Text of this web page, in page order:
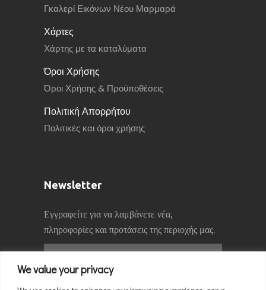
We value your privacy
Γκαλερί Εικόνων Νέου Μαρμαρά
Χάρτες
Χάρτης με τα καταλύματα
Όροι Χρήσης
Όροι Χρήσης & Προϋποθέσεις
Πολιτική Απορρήτου
Πολιτικές και όροι χρήσης
Newsletter
Εγγραφείτε για να λαμβάνετε νέα,
πληροφορίες και προτάσεις της περιοχής μας.